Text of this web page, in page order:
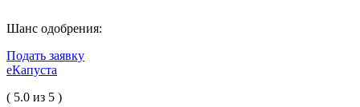
Шанс одобрения:
Подать заявку
еКапуста
( 5.0 из 5 )